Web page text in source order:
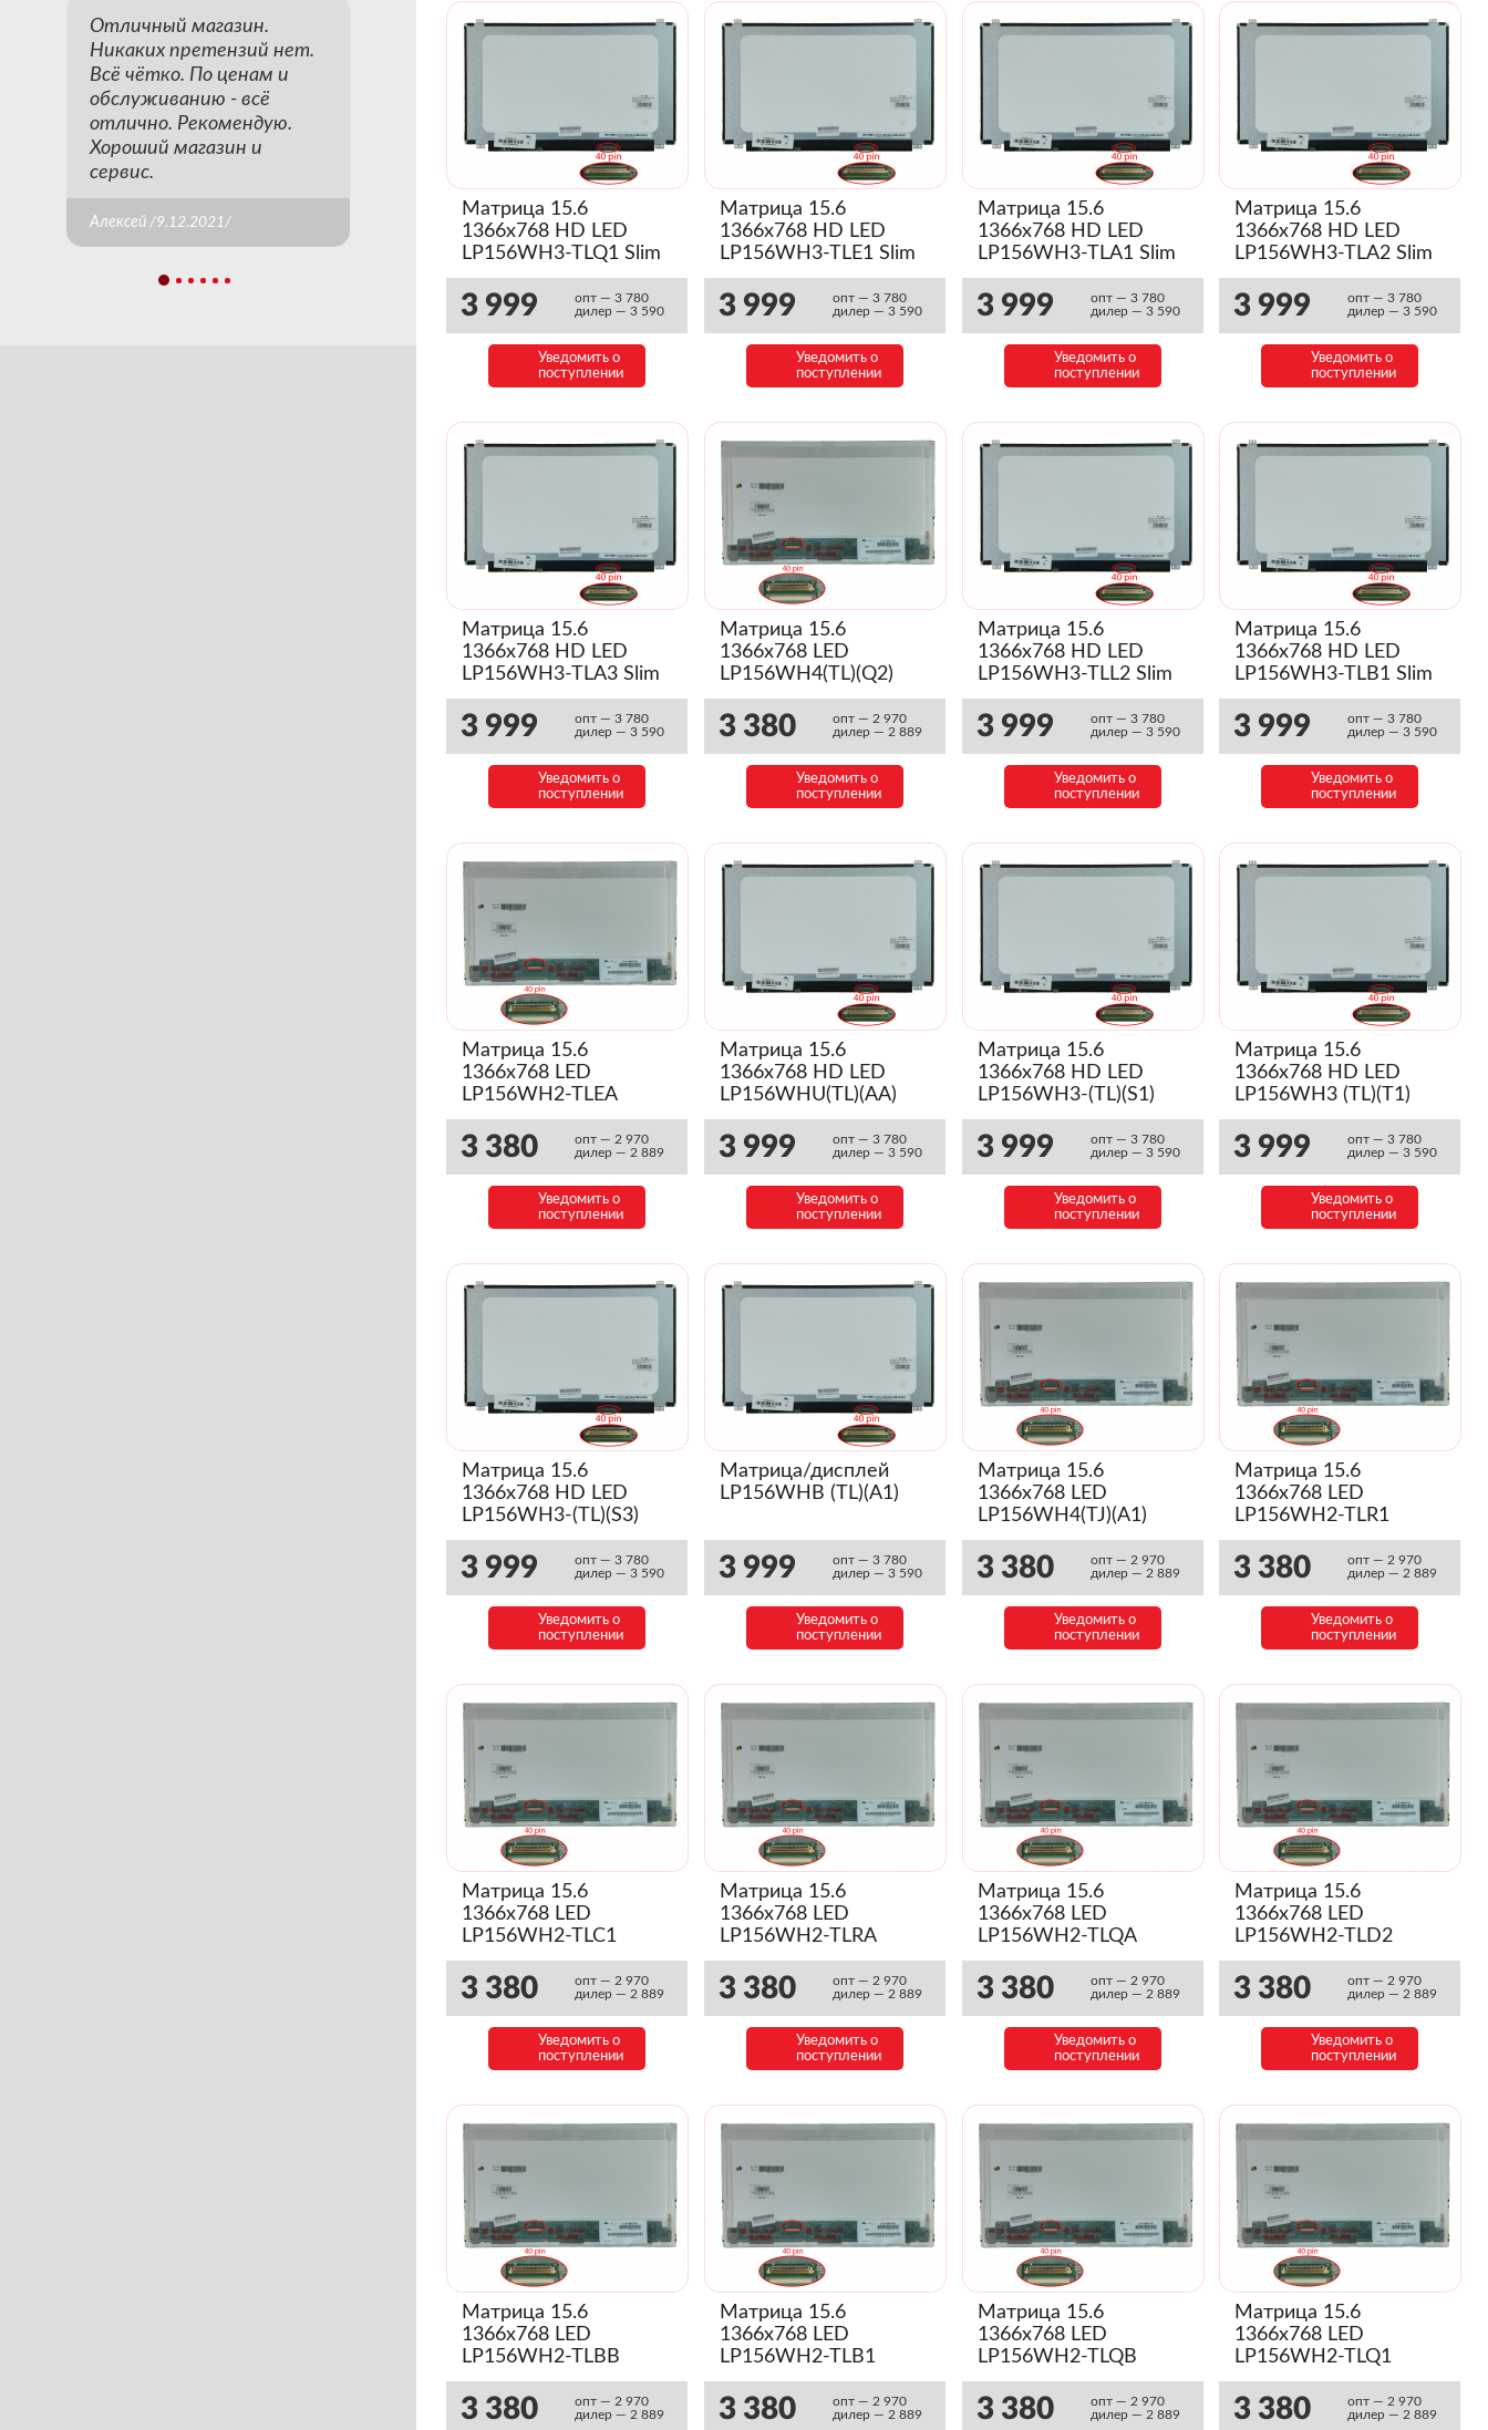
Отличный магазин.
Никаких претензий нет.
Всё чётко. По ценам и
обслуживанию - всё
отлично. Рекомендую.
Хороший магазин и
сервис.
Алексей /9.12.2021/
Матрица 15.6
1366x768 HD LED
LP156WH3-TLQ1 Slim
3 999
опт — 3 780
дилер — 3 590
Уведомить о
поступлении
Матрица 15.6
1366x768 HD LED
LP156WH3-TLE1 Slim
3 999
опт — 3 780
дилер — 3 590
Уведомить о
поступлении
Матрица 15.6
1366x768 HD LED
LP156WH3-TLA1 Slim
3 999
опт — 3 780
дилер — 3 590
Уведомить о
поступлении
Матрица 15.6
1366x768 HD LED
LP156WH3-TLA2 Slim
3 999
опт — 3 780
дилер — 3 590
Уведомить о
поступлении
Матрица 15.6
1366x768 HD LED
LP156WH3-TLA3 Slim
3 999
опт — 3 780
дилер — 3 590
Уведомить о
поступлении
Матрица 15.6
1366x768 LED
LP156WH4(TL)(Q2)
(Глянец)
3 380
опт — 2 970
дилер — 2 889
Уведомить о
поступлении
Матрица 15.6
1366x768 HD LED
LP156WH3-TLL2 Slim
3 999
опт — 3 780
дилер — 3 590
Уведомить о
поступлении
Матрица 15.6
1366x768 HD LED
LP156WH3-TLB1 Slim
3 999
опт — 3 780
дилер — 3 590
Уведомить о
поступлении
Матрица 15.6
1366x768 LED
LP156WH2-TLEA
(Глянец)
3 380
опт — 2 970
дилер — 2 889
Уведомить о
поступлении
Матрица 15.6
1366x768 HD LED
LP156WHU(TL)(AA)
Slim
3 999
опт — 3 780
дилер — 3 590
Уведомить о
поступлении
Матрица 15.6
1366x768 HD LED
LP156WH3-(TL)(S1)
Slim
3 999
опт — 3 780
дилер — 3 590
Уведомить о
поступлении
Матрица 15.6
1366x768 HD LED
LP156WH3 (TL)(T1)
Slim
3 999
опт — 3 780
дилер — 3 590
Уведомить о
поступлении
Матрица 15.6
1366x768 HD LED
LP156WH3-(TL)(S3)
Slim
3 999
опт — 3 780
дилер — 3 590
Уведомить о
поступлении
Матрица/дисплей
LP156WHB (TL)(A1)
3 999
опт — 3 780
дилер — 3 590
Уведомить о
поступлении
Матрица 15.6
1366x768 LED
LP156WH4(TJ)(A1)
(Глянец)
3 380
опт — 2 970
дилер — 2 889
Уведомить о
поступлении
Матрица 15.6
1366x768 LED
LP156WH2-TLR1
(Глянец)
3 380
опт — 2 970
дилер — 2 889
Уведомить о
поступлении
Матрица 15.6
1366x768 LED
LP156WH2-TLC1
(Глянец)
3 380
опт — 2 970
дилер — 2 889
Уведомить о
поступлении
Матрица 15.6
1366x768 LED
LP156WH2-TLRA
(Глянец)
3 380
опт — 2 970
дилер — 2 889
Уведомить о
поступлении
Матрица 15.6
1366x768 LED
LP156WH2-TLQA
(Глянец)
3 380
опт — 2 970
дилер — 2 889
Уведомить о
поступлении
Матрица 15.6
1366x768 LED
LP156WH2-TLD2
(Глянец)
3 380
опт — 2 970
дилер — 2 889
Уведомить о
поступлении
Матрица 15.6
1366x768 LED
LP156WH2-TLBB
(Глянец)
3 380
опт — 2 970
дилер — 2 889
Матрица 15.6
1366x768 LED
LP156WH2-TLB1
(Глянец)
3 380
опт — 2 970
дилер — 2 889
Матрица 15.6
1366x768 LED
LP156WH2-TLQB
(Глянец)
3 380
опт — 2 970
дилер — 2 889
Матрица 15.6
1366x768 LED
LP156WH2-TLQ1
(Глянец)
3 380
опт — 2 970
дилер — 2 889